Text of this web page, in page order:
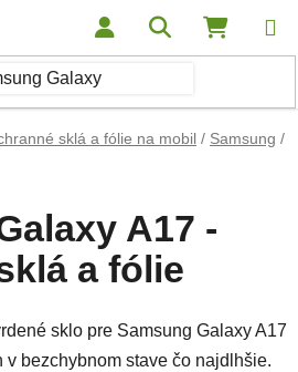
Hľadať
sklá a fólie na mobil / Samsung /
A17 -
a fólie
sklo pre Samsung Galaxy A17
v bezchybnom stave čo najdlhšie.